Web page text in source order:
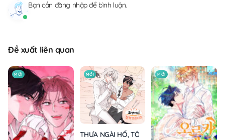
Bạn cần đăng nhậpđể bình luận.
Đề xuất liên quan
MỚI MỚI
THƯA NGÀI HỔ, TÔI ĐÃ ĂN RẤT NGON MIỆNG
MỚI